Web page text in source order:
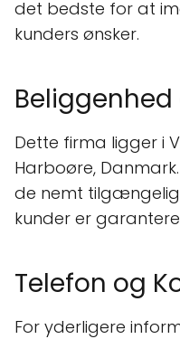
det bedste for at
kunders ønsker.
Dette firma ligger i
Harboøre,
de nemt
kunder er
Telefon og
For yderligere